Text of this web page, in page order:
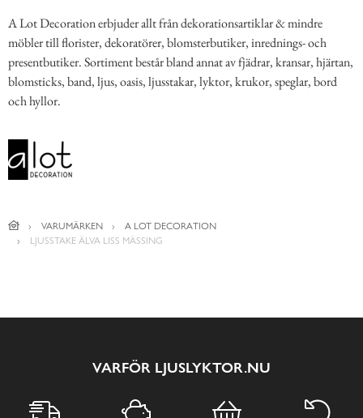
A Lot Decoration erbjuder allt från dekorationsartiklar & mindre
möbler till florister, dekoratörer, blomsterbutiker, inrednings- och
presentbutiker. Sortiment består bland annat av fjädrar, kransar, hjärtan,
blomsticks, band, ljus, oasis, ljusstakar, lyktor, krukor, speglar, bord
och hyllor.
VARUMÄRKEN
A LOT DECORATION
LJUSSTAKE ÄLVA LISS MÄSSING
VARFÖR LJUSLYKTOR.NU